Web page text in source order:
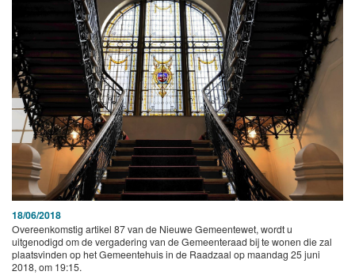
18/06/2018
Overeenkomstig artikel 87 van de Nieuwe Gemeentewet, wordt u
uitgenodigd om de vergadering van de Gemeenteraad bij te wonen die zal
plaatsvinden op het Gemeentehuis in de Raadzaal op maandag 25 juni
2018, om 19:15.